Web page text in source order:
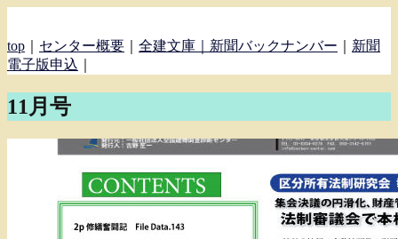
top センター概要 全建文庫｜ 新聞バックナンバー
新聞
電子版申込
11月号